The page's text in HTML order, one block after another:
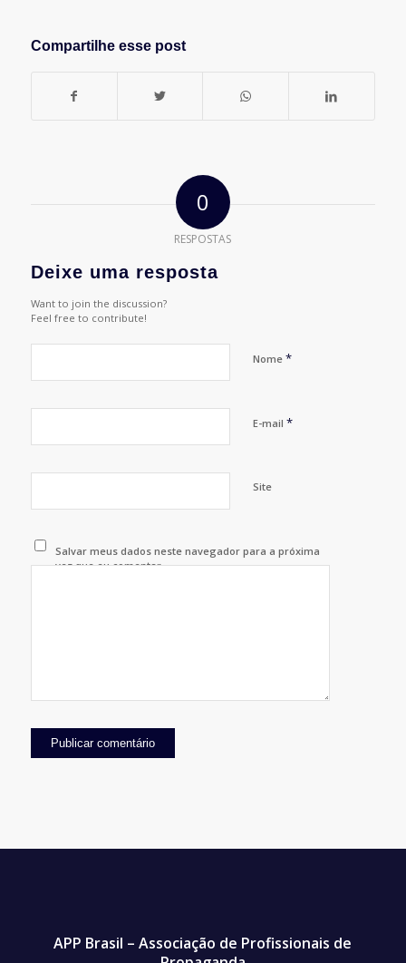
Compartilhe esse post
0
RESPOSTAS
Deixe uma resposta
Want to join the discussion?
Feel free to contribute!
Nome *
E-mail *
Site
Salvar meus dados neste navegador para a próxima
vez que eu comentar.
APP Brasil – Associação de Profissionais de